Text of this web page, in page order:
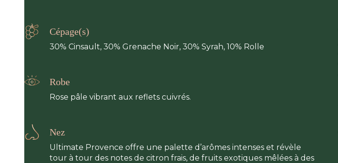
Cépage(s)
30% Cinsault, 30% Grenache Noir, 30% Syrah, 10% Rolle
Robe
Rose pâle vibrant aux reflets cuivrés.
Nez
Ultimate Provence offre une palette d’arômes intenses et révèle
tour à tour des notes de citron frais, de fruits exotiques mêlées à des